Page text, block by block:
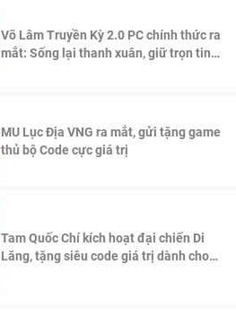
Võ Lâm Truyền Kỳ 2.0 PC chính thức ra
mắt: Sống lại thanh xuân, giữ trọn tinh
MU Lục Địa VNG ra mắt, gửi tặng game
thủ bộ Code cực giá trị
Tam Quốc Chí kích hoạt đại chiến Di
Lăng, tặng siêu code giá trị dành cho